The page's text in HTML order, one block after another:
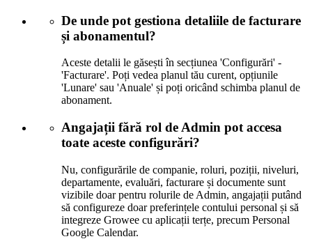
De unde pot gestiona detaliile de facturare
și abonamentul?
Aceste detalii le găsești în secțiunea 'Configurări' -
'Facturare'. Poți vedea planul tău curent, opțiunile
'Lunare' sau 'Anuale' și poți oricând schimba planul de
abonament.
Angajații fără rol de Admin pot accesa
toate aceste configurări?
Nu, configurările de companie, roluri, poziții, niveluri,
departamente, evaluări, facturare și documente sunt
vizibile doar pentru rolurile de Admin, angajații putând
să configureze doar preferințele contului personal și să
integreze Growee cu aplicații terțe, precum Personal
Google Calendar.